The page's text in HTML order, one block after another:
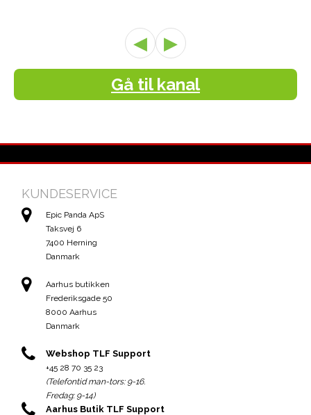
◀ ▶
Gå til kanal
KUNDESERVICE
Epic Panda ApS
Taksvej 6
7400 Herning
Danmark
Aarhus butikken
Frederiksgade 50
8000 Aarhus
Danmark
Webshop TLF Support
+45 28 70 35 23
(Telefontid man-tors: 9-16.
Fredag: 9-14)
Aarhus Butik TLF Support